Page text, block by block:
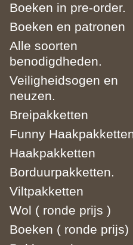
Boeken in pre-order.
Boeken en patronen
Alle soorten
benodigdheden.
Veiligheidsogen en
neuzen.
Breipakketten
Funny
Haakpakketten
Borduurpakketten.
Viltpakketten
Wol ( ronde prijs )
Boeken ( ronde prijs)